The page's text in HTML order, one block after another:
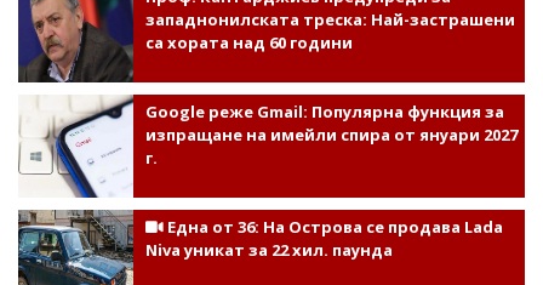
западнонилската треска: Най-застрашени
са хората над 60 години
Google реже Gmail: Популярна функция за
изпращане на имейли спира от януари 2027
г.
Една от 36: На Острова се продава Lada
Niva уникат за 22 хил. паунда